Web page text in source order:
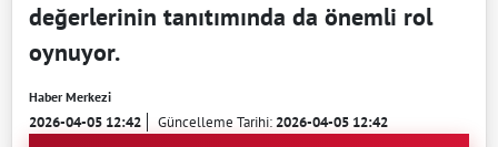
değerlerinin tanıtımında da önemli rol
oynuyor.
Haber Merkezi
2026-04-05 12:42 Güncelleme Tarihi:2026-04-05 12:42